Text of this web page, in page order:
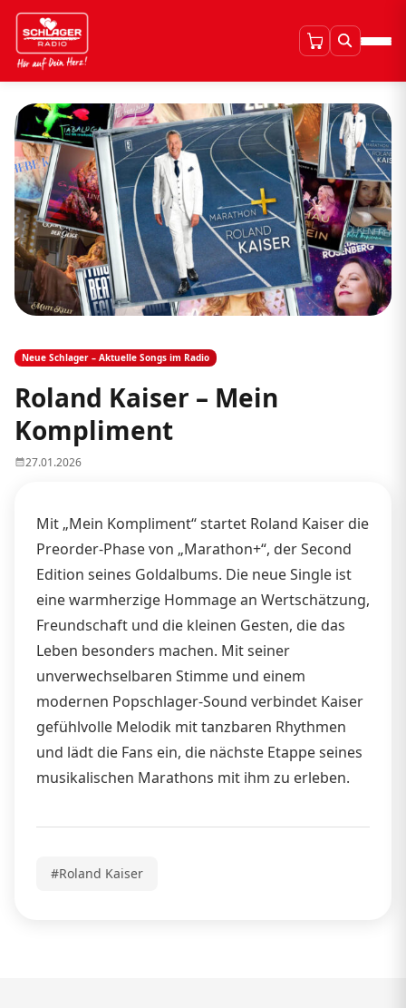
Neue Schlager – Aktuelle Songs im Radio
Roland Kaiser – Mein
Kompliment
27.01.2026
Mit „Mein Kompliment“ startet Roland Kaiser die
Preorder-Phase von „Marathon+“, der Second
Edition seines Goldalbums. Die neue Single ist
eine warmherzige Hommage an Wertschätzung,
Freundschaft und die kleinen Gesten, die das
Leben besonders machen. Mit seiner
unverwechselbaren Stimme und einem
modernen Popschlager-Sound verbindet Kaiser
gefühlvolle Melodik mit tanzbaren Rhythmen
und lädt die Fans ein, die nächste Etappe seines
musikalischen Marathons mit ihm zu erleben.
#Roland Kaiser